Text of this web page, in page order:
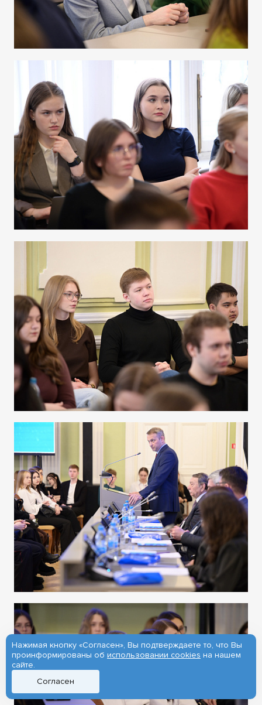
Нажимая кнопку «Согласен», Вы подтверждаете то, что Вы
проинформированы об использовании cookies на нашем
сайте.
Согласен